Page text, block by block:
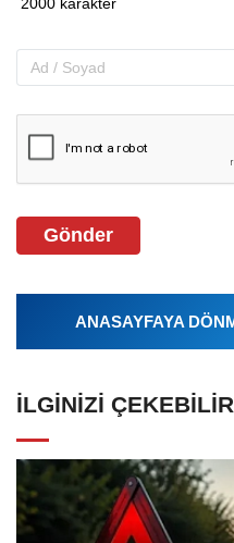
Gönder
ANASAYFAYA
İLGINIZI ÇEKEBILIR